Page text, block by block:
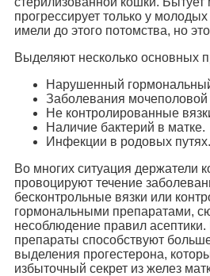
прогрессирует только у
имели до этого потомства, но
Выделяют несколько основных
Нарушенный
Заболевания
Не контролированные
Наличие бактерий в матке.
Инфекции в родовых путях.
Во многих ситуация держатели
провоцируют течение
бесконтрольные вязки или
гормональными препаратами,
несоблюдение правил
препараты способствуют
выделения прогестерона,
избыточный секрет из желез